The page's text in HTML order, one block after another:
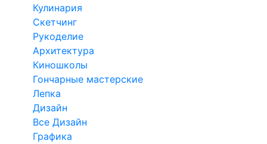
Кулинария
Скетчинг
Рукоделие
Архитектура
Киношколы
Гончарные мастерские
Лепка
Дизайн
Все Дизайн
Графика